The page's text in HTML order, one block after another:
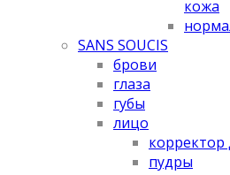
кожа
SANS SOUCIS
брови
глаза
губы
лицо
корректор
пудры